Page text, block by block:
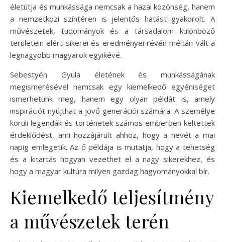
életútja és munkássága nemcsak a hazai közönség, hanem
a nemzetközi színtéren is jelentős hatást gyakorolt. A
művészetek, tudományok és a társadalom különböző
területein elért sikerei és eredményei révén méltán vált a
legnagyobb magyarok egyikévé.
Sebestyén Gyula életének és munkásságának
megismerésével nemcsak egy kiemelkedő egyéniséget
ismerhetünk meg, hanem egy olyan példát is, amely
inspirációt nyújthat a jövő generációi számára. A személye
körüli legendák és történetek számos emberben keltettek
érdeklődést, ami hozzájárult ahhoz, hogy a nevét a mai
napig emlegetik. Az ő példája is mutatja, hogy a tehetség
és a kitartás hogyan vezethet el a nagy sikerekhez, és
hogy a magyar kultúra milyen gazdag hagyományokkal bír.
Kiemelkedő teljesítmény
a művészetek terén